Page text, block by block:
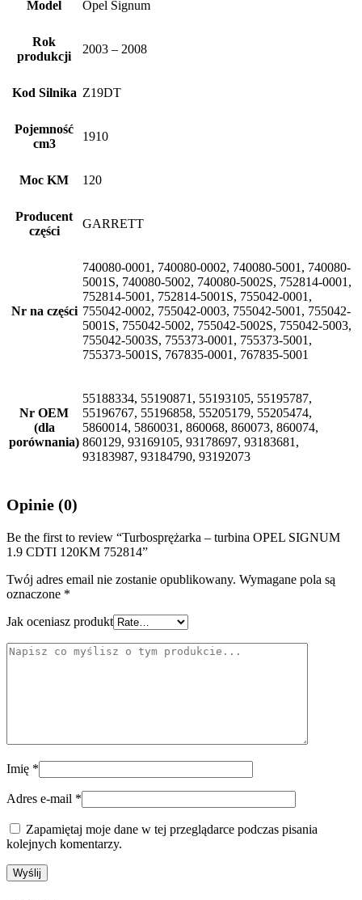
Model Opel Signum
Rok
produkcji
2003 – 2008
Kod Silnika Z19DT
Pojemność
cm3
1910
Moc KM 120
Producent
części
GARRETT
Nr na części
740080-0001, 740080-0002, 740080-5001, 740080-
5001S, 740080-5002, 740080-5002S, 752814-0001,
752814-5001, 752814-5001S, 755042-0001,
755042-0002, 755042-0003, 755042-5001, 755042-
5001S, 755042-5002, 755042-5002S, 755042-5003,
755042-5003S, 755373-0001, 755373-5001,
755373-5001S, 767835-0001, 767835-5001
Nr OEM
(dla
porównania)
55188334, 55190871, 55193105, 55195787,
55196767, 55196858, 55205179, 55205474,
5860014, 5860031, 860068, 860073, 860074,
860129, 93169105, 93178697, 93183681,
93183987, 93184790, 93192073
Opinie (0)
Be the first to review “Turbosprężarka – turbina OPEL SIGNUM
1.9 CDTI 120KM 752814”
Twój adres email nie zostanie opublikowany. Wymagane pola są
oznaczone *
Jak oceniasz produkt
Imię *
Adres e-mail *
Zapamiętaj moje dane w tej przeglądarce podczas pisania
kolejnych komentarzy.